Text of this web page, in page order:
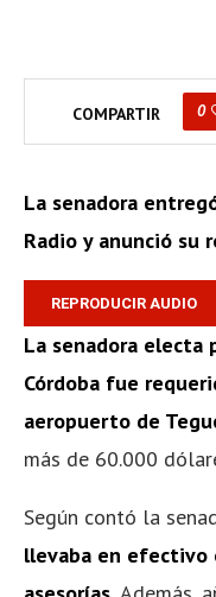
COMPARTIR 0
La senadora
Radio y anunció su
REPRODUCIR AUDIO
La senadora electa
Córdoba fue
aeropuerto de
más de 60.000
Según contó la
llevaba en efectivo